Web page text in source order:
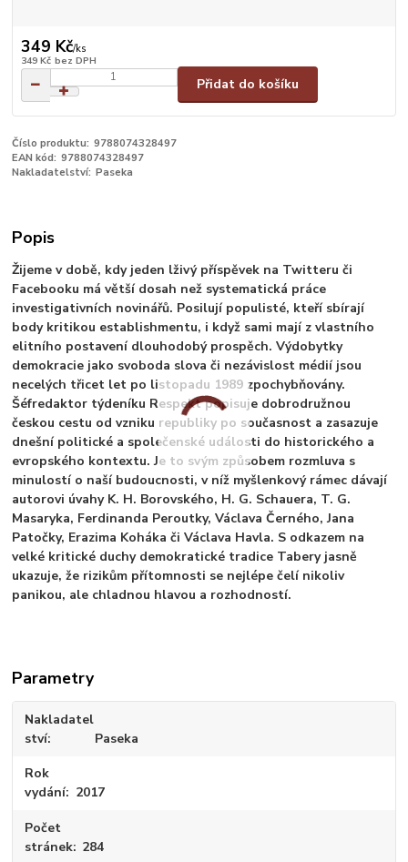
349 Kč/ks
349 Kč bez DPH
Přidat do košíku
Číslo produktu: 9788074328497
EAN kód: 9788074328497
Nakladatelství: Paseka
Popis
Žijeme v době, kdy jeden lživý příspěvek na Twitteru či
Facebooku má větší dosah než systematická práce
investigativních novinářů. Posilují populisté, kteří sbírají
body kritikou establishmentu, i když sami mají z vlastního
elitního postavení dlouhodobý prospěch. Výdobytky
demokracie jako svoboda slova či nezávislost médií jsou
necelých třicet let po listopadu 1989 zpochybňovány.
Šéfredaktor týdeníku Respekt popisuje dobrodružnou
českou cestu od vzniku republiky po současnost a zasazuje
dnešní politické a společenské události do historického a
evropského kontextu. Je to svým způsobem rozmluva s
minulostí o naší budoucnosti, v níž myšlenkový rámec dávají
autorovi úvahy K. H. Borovského, H. G. Schauera, T. G.
Masaryka, Ferdinanda Peroutky, Václava Černého, Jana
Patočky, Erazima Koháka či Václava Havla. S odkazem na
velké kritické duchy demokratické tradice Tabery jasně
ukazuje, že rizikům přítomnosti se nejlépe čelí nikoliv
panikou, ale chladnou hlavou a rozhodností.
Parametry
Nakladatel
ství
Paseka
Rok
vydání
2017
Počet
stránek 284